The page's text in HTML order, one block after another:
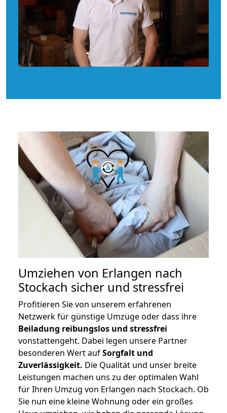
Umziehen von Erlangen nach
Stockach sicher und stressfrei
Profitieren Sie von unserem erfahrenen
Netzwerk für günstige Umzüge oder dass ihre
Beiladung reibungslos und stressfrei
vonstattengeht. Dabei legen unsere Partner
besonderen Wert aufSorgfalt und
Zuverlässigkeit. Die Qualität und unser breite
Leistungen machen uns zu der optimalen Wahl
für Ihren Umzug von Erlangen nach Stockach. Ob
Sie nun eine kleine Wohnung oder ein großes